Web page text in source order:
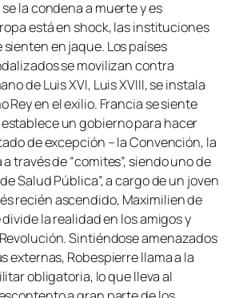
la condena a muerte y es
está en shock, las instituciones
en jaque. Los países
se movilizan contra
de Luis XVI, Luis XVIII, se instala
Rey en el exilio. Francia se siente
un gobierno para hacer
de excepción – la Convención, la
través de “comites”, siendo uno de
Salud Pública”, a cargo de un joven
recién ascendido, Maximilien de
la realidad en los amigos y
Sintiéndose amenazados
externas, Robespierre llama a la
obligatoria, lo que lleva al